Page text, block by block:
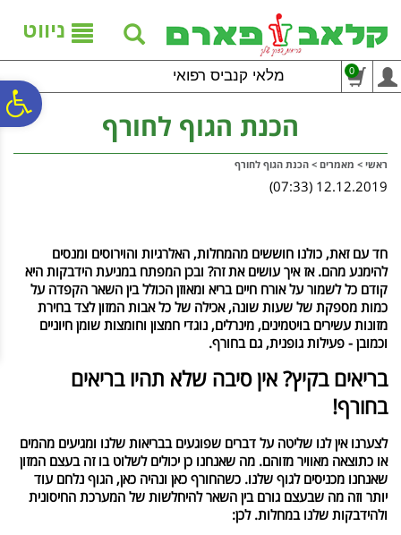
נגישות
אתר
המרכזי
ניווט
מלאי קנביס רפואי 0
הכנת הגוף לחורף
ראשי > מאמרים > הכנת הגוף לחורף
12.12.2019 (07:33)
חד עם זאת, כולנו חוששים מהמחלות, האלרגיות והוירוסים ומנסים
להימנע מהם. אז איך עושים את זה? ובכן המפתח במניעת הידבקות היא
קודם כל לשמור על אורח חיים בריא ומאוזן הכולל בין השאר הקפדה על
כמות מספקת של שעות שונה, אכילה של כל אבות המזון לצד בחירת
מזונות עשירים בויטמינים, מינרלים, נוגדי חמצון וחומצות שומן חיוניים
וכמובן - פעילות גופנית, גם בחורף.
בריאים בקיץ? אין סיבה שלא תהיו בריאים
בחורף!
לצערנו אין לנו שליטה על דברים שפוגעים בבריאות שלנו ומגיעים מהמים
או כתוצאה מאוויר מזוהם. מה שאנחנו כן יכולים לשלוט בו זה בעצם המזון
שאנחנו מכניסים לגוף שלנו. כשהחורף כאן ונהיה כאן, הגוף נלחם עוד
יותר וזה מה שבעצם גורם בין השאר להיחלשות של המערכת החיסונית
ולהידבקות שלנו במחלות. לכן: